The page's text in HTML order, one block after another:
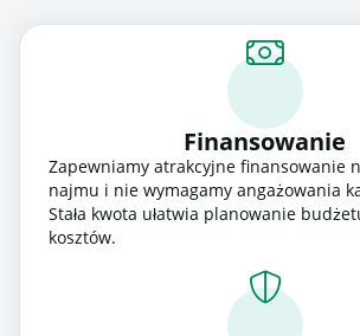
Finansowanie
Zapewniamy atrakcyjne finansowanie
najmu i nie wymagamy angażowania
Stała kwota ułatwia planowanie
kosztów.